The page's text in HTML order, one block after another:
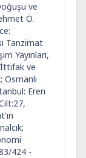
ve
Ö.
Tanzimat
Yayınları,
İttifak ve
Osmanlı
Eren
424 -